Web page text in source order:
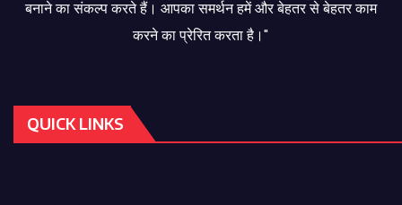
बनाने का संकल्प करते हैं। आपका समर्थन हमें और बेहतर से बेहतर काम
करने का प्रेरित करता है।"
QUICK LINKS